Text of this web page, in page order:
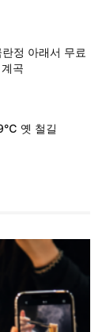
정 아래서 무료
곡
옛 철길